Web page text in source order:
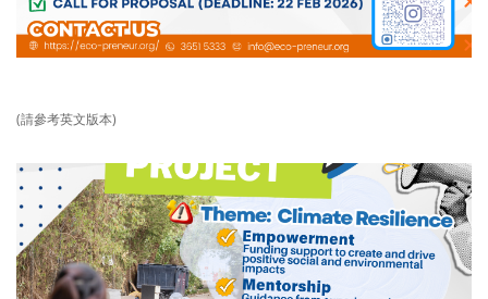
(請參考英文版本)